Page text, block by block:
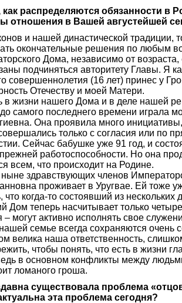
как распределяются обязанности в
отношения в Вашей августейшей
и нашей династической традиции,
окончательные решения по любым
Дома, независимо от возраста,
подчиняться авторитету Главы. Я
совершеннолетия (16 лет) принес у
Отечеству и моей Матери.
в жизни нашего Дома и в деле нашей
самого последнего времени играла
Она проявила много
только с согласия или по
Сейчас бабушке уже 91 год, и
работоспособности. Но она
всем, что происходит на Родине.
здравствующих членов
проживает в Уругвае. Ей тоже
что когда-то состоявший из нескольких
Дом теперь насчитывает только
могут активно исполнять свое
семье всегда сохраняются очень
велика наша ответственность,
чтобы понять, что есть в жизни
в основном конфликты между
ломаного гроша.
существовала проблема
эта проблема сегодня?